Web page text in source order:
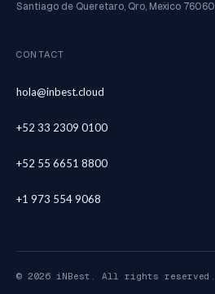
Santiago de Queretaro, Qro, Mexico 76060
CONTACT
hola@inbest.cloud
+52 33 2309 0100
+52 55 6651 8800
+1 973 554 9068
© 2026 iNBest. All rights reserved.